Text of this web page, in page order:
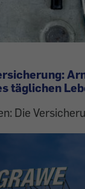
täglichen
Die